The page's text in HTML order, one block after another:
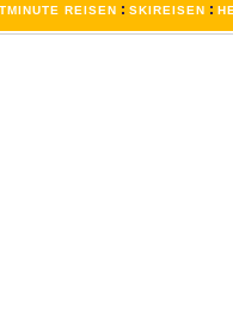
REISEN : SKIREISEN :